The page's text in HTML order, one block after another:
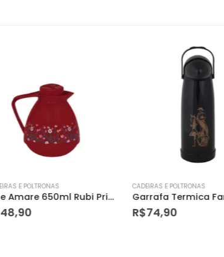
CADEIRAS E POLTRONAS
Garrafa Termica Farroupilha Preta 1,9lt Mor
R$74,90
CADEIRAS E POLTRONAS
R$188,00